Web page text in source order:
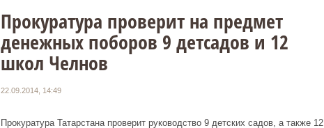
Прокуратура проверит на предмет
денежных поборов 9 детсадов и 12
школ Челнов
22.09.2014, 14:49
Прокуратура Татарстана проверит руководство 9 детских садов, а также 12